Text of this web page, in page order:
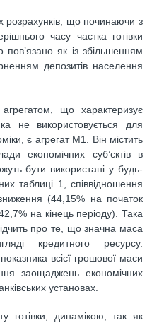
розрахунків, що починаючи з
часу частка готівки
як із збільшенням
депозитів населення
що характеризує
не використовується для
є агрегат М1. Він містить
економічних суб’єктів в
бути використані у будь-
таблиці 1, співвідношення
(44,15% на початок
на кінець періоду). Така
про те, що значна маса
кредитного ресурсу.
всієї грошової маси
заощаджень економічних
установах.
готівки, динамікою, так як